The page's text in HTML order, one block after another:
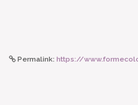
Permalink: https://www.formecolori.com:443/it_it/shop/cucina/